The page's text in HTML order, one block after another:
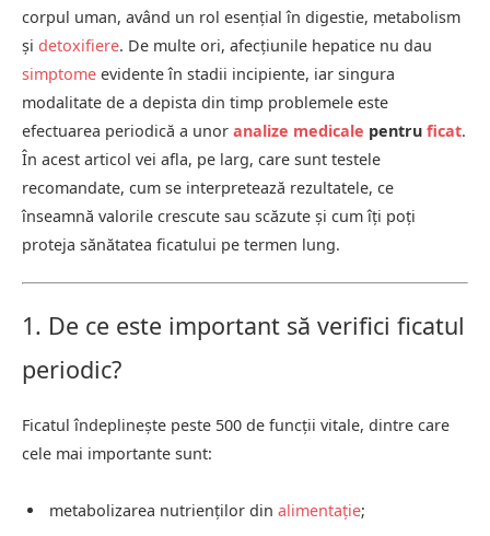
corpul uman, având un rol esențial în digestie, metabolism
și detoxifiere. De multe ori, afecțiunile hepatice nu dau
simptome evidente în stadii incipiente, iar singura
modalitate de a depista din timp problemele este
efectuarea periodică a unor analize medicale pentru ficat.
În acest articol vei afla, pe larg, care sunt testele
recomandate, cum se interpretează rezultatele, ce
înseamnă valorile crescute sau scăzute și cum îți poți
proteja sănătatea ficatului pe termen lung.
1. De ce este important să verifici ficatul
periodic?
Ficatul îndeplinește peste 500 de funcții vitale, dintre care
cele mai importante sunt:
metabolizarea nutrienților din alimentație;